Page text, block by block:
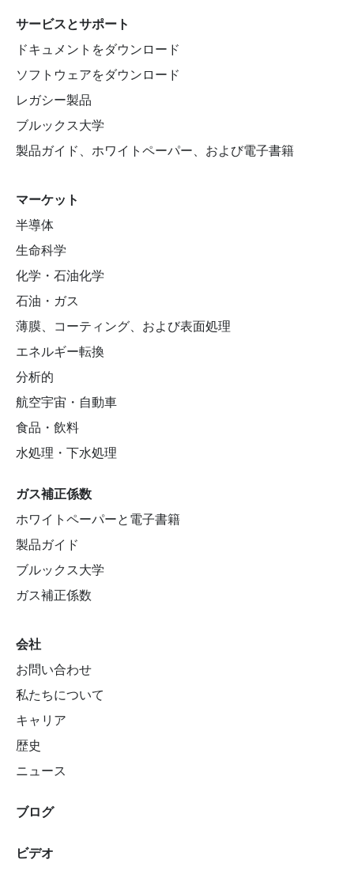
サービスとサポート
ドキュメントをダウンロード
ソフトウェアをダウンロード
レガシー製品
ブルックス大学
製品ガイド、ホワイトペーパー、および電子書籍
マーケット
半導体
生命科学
化学・石油化学
石油・ガス
薄膜、コーティング、および表面処理
エネルギー転換
分析的
航空宇宙・自動車
食品・飲料
水処理・下水処理
ガス補正係数
ホワイトペーパーと電子書籍
製品ガイド
ブルックス大学
ガス補正係数
会社
お問い合わせ
私たちについて
キャリア
歴史
ニュース
ブログ
ビデオ